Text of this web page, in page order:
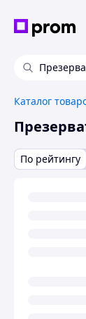
Каталог
По рейтингу